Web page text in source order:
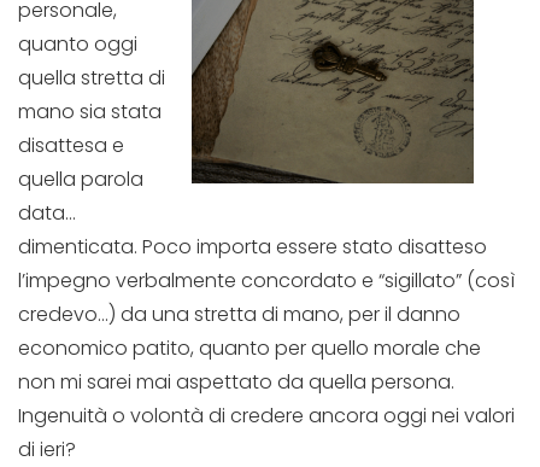
personale,
quanto oggi
quella stretta di
mano sia stata
disattesa e
quella parola
data…
dimenticata. Poco importa essere stato disatteso
l’impegno verbalmente concordato e “sigillato” (così
credevo…) da una stretta di mano, per il danno
economico patito, quanto per quello morale che
non mi sarei mai aspettato da quella persona.
Ingenuità o volontà di credere ancora oggi nei valori
di ieri?